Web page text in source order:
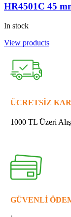
HR4501C 45
In stock
View products
ÜCRETSİZ
1000 TL Üzeri
GÜVENLİ